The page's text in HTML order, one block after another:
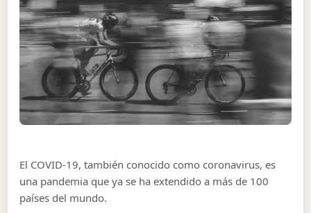
El COVID-19, también conocido como coronavirus, es
una pandemia que ya se ha extendido a más de 100
países del mundo.